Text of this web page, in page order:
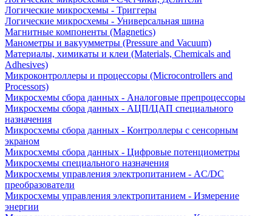
Логические микросхемы - Триггеры
Логические микросхемы - Универсальная шина
Магнитные компоненты (Magnetics)
Манометры и вакуумметры (Pressure and Vacuum)
Материалы, химикаты и клеи (Materials, Chemicals and
Adhesives)
Микроконтроллеры и процессоры (Microcontrollers and
Processors)
Микросхемы сбора данных - Аналоговые препроцессоры
Микросхемы сбора данных - АЦП/ЦАП специального
назначения
Микросхемы сбора данных - Контроллеры с сенсорным
экраном
Микросхемы сбора данных - Цифровые потенциометры
Микросхемы специального назначения
Микросхемы управления электропитанием - AC/DC
преобразователи
Микросхемы управления электропитанием - Измерение
энергии